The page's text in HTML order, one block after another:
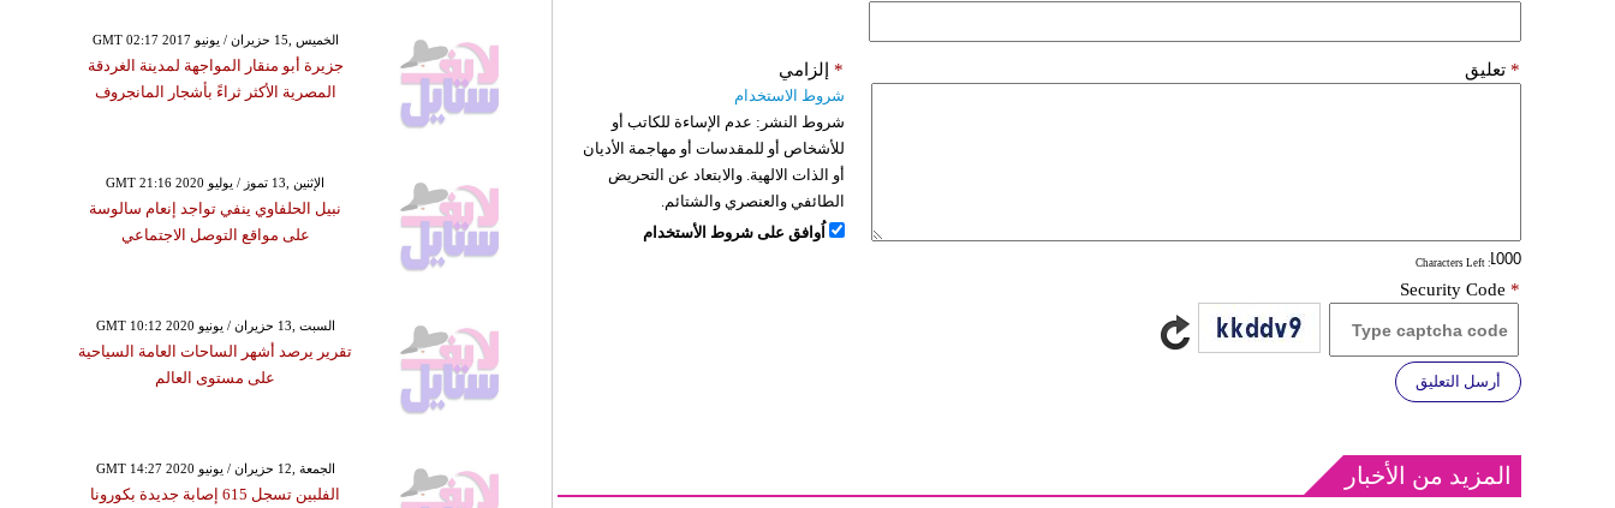
تعليق *
: Characters Left
إلزامي *
شروط الاستخدام
شروط النشر: عدم الإساءة للكاتب أو
للأشخاص أو للمقدسات أو مهاجمة الأديان
أو الذات الالهية. والابتعاد عن التحريض
الطائفي والعنصري والشتائم.
اُوافق على شروط الأستخدام
Security Code *
أرسل التعليق
المزيد من الأخبار
GMT 02:17 2017 الخميس ,15 حزيران / يونيو
جزيرة أبو منقار المواجهة لمدينة الغردقة
المصرية الأكثر ثراءً بأشجار المانجروف
GMT 21:16 2020 الإثنين ,13 تموز / يوليو
نبيل الحلفاوي ينفي تواجد إنعام سالوسة
على مواقع التوصل الاجتماعي
GMT 10:12 2020 السبت ,13 حزيران / يونيو
تقرير يرصد أشهر الساحات العامة السياحية
على مستوى العالم
GMT 14:27 2020 الجمعة ,12 حزيران / يونيو
الفلبين تسجل 615 إصابة جديدة بكورونا